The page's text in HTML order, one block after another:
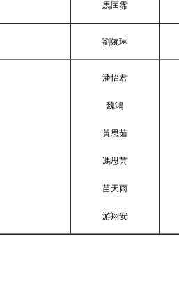
馬匡霈
劉婉琳
潘怡君
魏鴻
黃思茹
馮思芸
苗天雨
游翔安